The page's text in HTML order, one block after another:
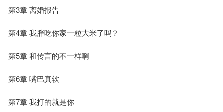
第3章 离婚报告
第4章 我胖吃你家一粒大米了吗？
第5章 和传言的不一样啊
第6章 嘴巴真软
第7章 我打的就是你